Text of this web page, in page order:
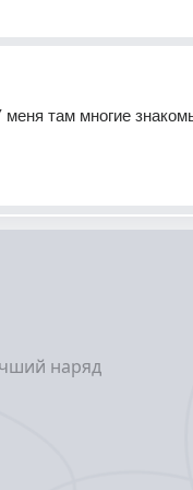
там многие